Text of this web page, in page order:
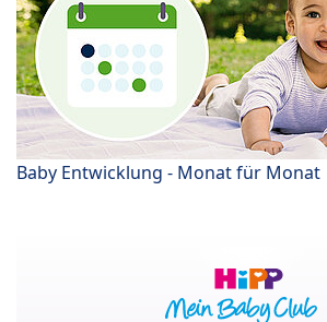
Baby Entwicklung - Monat für Monat